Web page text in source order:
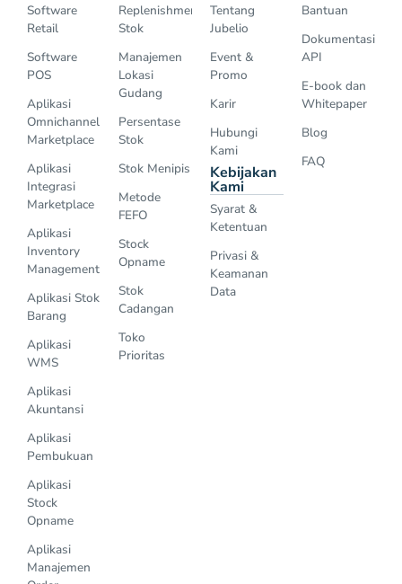
Software
Retail
Software
POS
Aplikasi
Omnichannel
Marketplace
Aplikasi
Integrasi
Marketplace
Aplikasi
Inventory
Management
Aplikasi Stok
Barang
Aplikasi
WMS
Aplikasi
Akuntansi
Aplikasi
Pembukuan
Aplikasi
Stock
Opname
Aplikasi
Manajemen
Replenishment
Stok
Manajemen
Lokasi
Gudang
Persentase
Stok
Stok Menipis
Metode
FEFO
Stock
Opname
Stok
Cadangan
Toko
Prioritas
Tentang
Jubelio
Event &
Promo
Karir
Hubungi
Kami
Kebijakan
Kami
Syarat &
Ketentuan
Privasi &
Keamanan
Data
Bantuan
Dokumentasi
API
E-book dan
Whitepaper
Blog
FAQ